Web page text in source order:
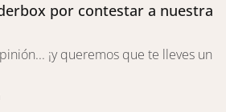
por contestar a nuestra
¡y queremos que te lleves un